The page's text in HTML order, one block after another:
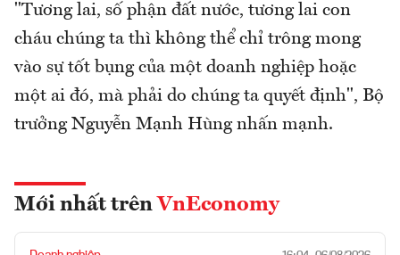
"Tương lai, số phận đất nước, tương lai con
cháu chúng ta thì không thể chỉ trông mong
vào sự tốt bụng của một doanh nghiệp hoặc
một ai đó, mà phải do chúng ta quyết định", Bộ
trưởng Nguyễn Mạnh Hùng nhấn mạnh.
Mới nhất trên VnEconomy